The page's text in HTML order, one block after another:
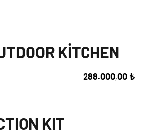
KITCHEN
288.000,00 ₺
KIT